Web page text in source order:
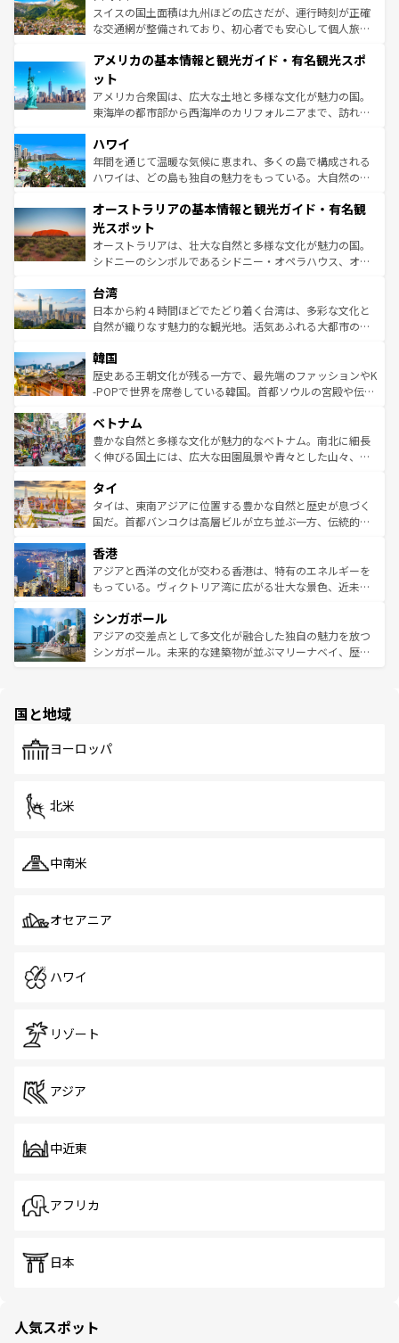
を参照してほしい。
ドイツ情報はコンテンツ一覧を参照してほしい。
ティー、ビール好きにはたまらない英国パブ、サッカー観
戦など、本場だからこそできる体験も豊富。イギリスを旅
ンツ一覧を参照してほしい。
スイスの国土面積は九州ほどの広さだが、運行時刻が正確
な交通網が整備されており、初心者でも安心して個人旅行
の建物がそのまま残る町や、スイスならではのユニークな
博物館もあり、アルプス観光だけでなく町歩きも満喫する
ことができる。国民の所得が高いため物価も高いが、旅行
者向けの交通パス提供のサービスもあり、うまく活用すれ
着のスイス情報は
アメリカの基本情報と観光ガイド・有名観光スポ
ット
アメリカ合衆国は、広大な土地と多様な文化が魅力の国。
東海岸の都市部から西海岸のカリフォルニアまで、訪れる
のような巨大都市は、観光、ショッピング、エンターテイ
ンメントが詰まった刺激的なスポットだ。一方、アメリカ
西部には大自然が広がり、グランドキャニオンやイエロー
部のニューオーリンズでは、音楽と美食が融合した独特の
文化が魅力。旅行者はアメリカの各地域で異なる魅力を楽
しみながら、その多様性と豊かな歴史を感じることができ
るだろう。車でのロードトリップや列車の旅も、アメリカ
情報は
ハワイ
年間を通じて温暖な気候に恵まれ、多くの島で構成される
ハワイは、どの島も独自の魅力をもっている。大自然の神
ワイ島は見逃せない。また、定番の観光地といえばオアフ
島だが、静かな自然を求めるならマウイ島やカウアイ島が
おすすめ。エメラルドグリーンに輝く海をはじめ、豊かな
文化や歴史が息づいている。「アロハスピリット」と呼ば
人々、おいしいローカルフードやハワイアンミュージッ
ク、伝統的なフラダンスなど、すべてがハワイの魅力を彩
っている。訪れるたびに新しい発見と感動が待っているハ
はコンテンツ一覧
オーストラリアの基本情報と観光ガイド・有名観
光スポット
オーストラリアは、壮大な自然と多様な文化が魅力の国。
シドニーのシンボルであるシドニー・オペラハウス、オー
リアリーフや大陸中央部にそびえるウルル（エアーズロッ
ク）、タスマニアの美しい原生林やケアンズの熱帯雨林な
ど、見どころがたくさん。また、カフェやワイン、オージ
いる。アクティビティも充実しており、サーフィンやダイ
ビング、ハイキングなど、アウトドア好きにはたまらな
い。オーストラリアの多彩な魅力を存分に味わいつくそ
参照してほしい。
台湾
日本から約４時間ほどでたどり着く台湾は、多彩な文化と
自然が織りなす魅力的な観光地。活気あふれる大都市の台
ン）、静ひつな山岳地帯である台湾東部など、都市の喧騒
と山間の静けさが共存しており、訪れる人に新しい発見と
驚きをもたらしてくれる。また、奥深い台湾の食文化も魅
容にもいいと評判のスイーツなど、バラエティ豊かな料理
が味わえる。 なお、新着の台湾情報は コンテンツ一覧を参
照してほしい。
韓国
歴史ある王朝文化が残る一方で、最先端のファッションやK
-POPで世界を席巻している韓国。首都ソウルの宮殿や伝統
き、地方に足を延ばせば四季折々の自然美を楽しむことが
できる。そして、キムチや焼肉、絶品のストリートフード
まで、さまざまな韓国料理が待っている。夜には、韓国な
リティに包まれながら、韓国の多彩な魅力を心ゆくまで味
わってみてほしい。 なお、新着の韓国情報はコンテンツ一
覧を参照してほしい。
ベトナム
豊かな自然と多様な文化が魅力的なベトナム。南北に細長
く伸びる国土には、広大な田園風景や青々とした山々、世
急速な発展と共に伝統が息づく。ハノイの古い町並みやホ
ーチミン市のフランス統治時代の建物も、独特の雰囲気を
醸し出している。また、バラエティの豊かさとおいしさで
とつ。フォーやバインミー、ベトナムコーヒーなどは、ぜ
ひ現地で味わいたい。どの地域を訪れてもあたたかい人々
が旅行者を迎えてくれるので、きっと忘れられない旅にな
参照してほしい。
タイ
タイは、東南アジアに位置する豊かな自然と歴史が息づく
国だ。首都バンコクは高層ビルが立ち並ぶ一方、伝統的な
の活気が交差している。北部ではチェンマイなどの山岳地
帯で自然と触れ合い、南部ではプーケットやクラビの美し
いビーチでリゾート気分を楽しむことができる。タイ料理
激する。気候は一年中温暖で、どの季節にも異なる楽しみ
が待っている。親しみやすいタイの人々、仏教を中心とし
た文化、そして多様な観光資源が、訪れる旅人を魅了し続
香港
アジアと西洋の文化が交わる香港は、特有のエネルギーを
もっている。ヴィクトリア湾に広がる壮大な景色、近未来
み、どこを訪れても感動するはず。観光スポットが密集し
ており、効率よく見どころを回れるのも魅力。息をのむよ
うな絶景から文化的な体験まで、香港を存分に楽しみ尽く
シンガポール
アジアの交差点として多文化が融合した独自の魅力を放つ
シンガポール。未来的な建築物が並ぶマリーナベイ、歴史
で、ホーカーズは地元の風情を楽しめる外せないスポット
国と地域
ヨーロッパ
北米
中南米
オセアニア
ハワイ
リゾート
アジア
中近東
アフリカ
日本
人気スポット